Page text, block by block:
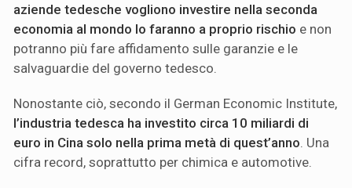
aziende tedesche vogliono investire nella seconda
economia al mondo lo faranno a proprio rischio e non
potranno più fare affidamento sulle garanzie e le
salvaguardie del governo tedesco.
Nonostante ciò, secondo il German Economic Institute,
l’industria tedesca ha investito circa 10 miliardi di
euro in Cina solo nella prima metà di quest’anno . Una
cifra record, soprattutto per chimica e automotive.